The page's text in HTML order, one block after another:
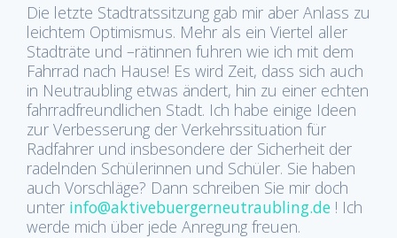
Die letzte Stadtratssitzung gab mir aber Anlass zu
leichtem Optimismus. Mehr als ein Viertel aller
Stadträte und –rätinnen fuhren wie ich mit dem
Fahrrad nach Hause! Es wird Zeit, dass sich auch
in Neutraubling etwas ändert, hin zu einer echten
fahrradfreundlichen Stadt. Ich habe einige Ideen
zur Verbesserung der Verkehrssituation für
Radfahrer und insbesondere der Sicherheit der
radelnden Schülerinnen und Schüler. Sie haben
auch Vorschläge? Dann schreiben Sie mir doch
unter info@aktivebuergerneutraubling.de ! Ich
werde mich über jede Anregung freuen.